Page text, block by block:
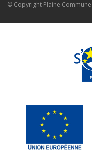
© Copyright Plaine Commune